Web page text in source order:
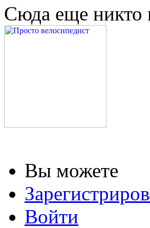
Сюда еще никто
Вы можете
Войти